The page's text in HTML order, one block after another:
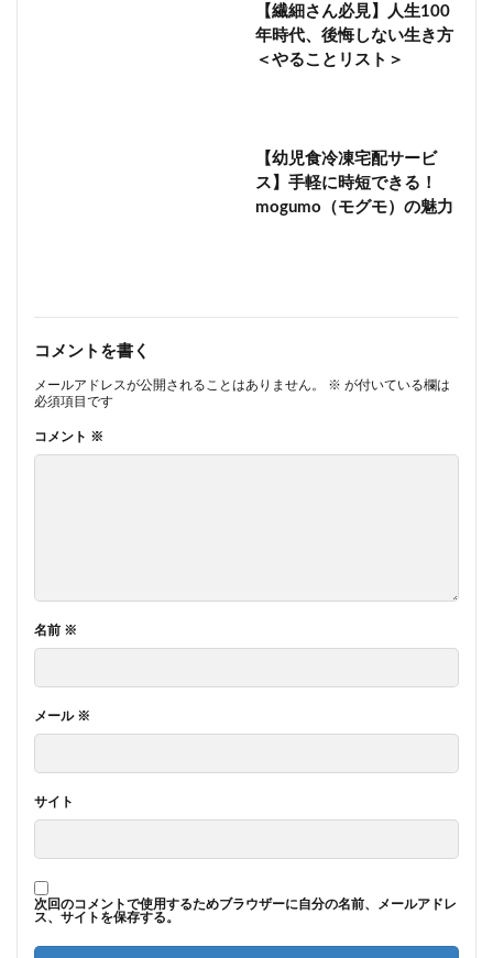
【繊細さん必見】人生100
年時代、後悔しない生き方
＜やることリスト＞
【幼児食冷凍宅配サービ
ス】手軽に時短できる！
mogumo（モグモ）の魅力
コメントを書く
メールアドレスが公開されることはありません。 ※ が付いている欄は
必須項目です
コメント ※
名前 ※
メール ※
サイト
次回のコメントで使用するためブラウザーに自分の名前、メールアドレ
ス、サイトを保存する。